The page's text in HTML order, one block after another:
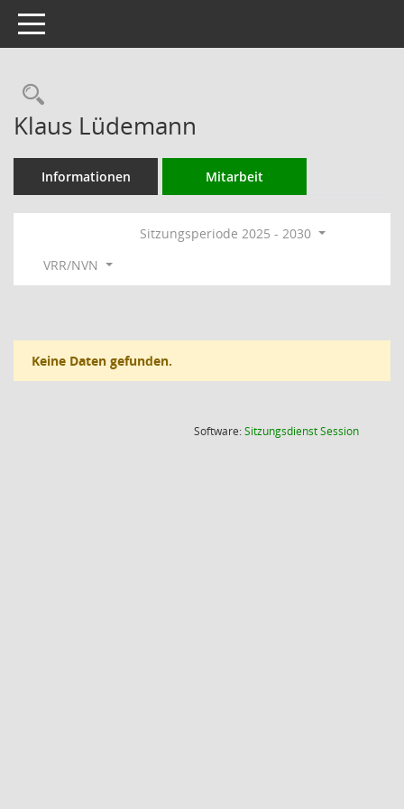
Toggle navigation
Rechercheauswahl
Klaus Lüdemann
Informationen Mitarbeit
Sitzungsperiode 2025 - 2030
VRR/NVN
Keine Daten gefunden.
Software:SitzungsdienstSession(Wird in